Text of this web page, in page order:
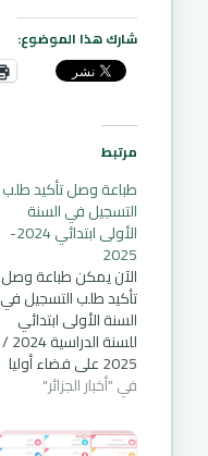
شارك هذا الموضوع:
مرتبط
طباعة وصل تأكيد طلب
التسجيل في السنة
الأولى ابتدائي 2024-
2025
الآن يمكن طباعة وصل
تأكيد طلب التسجيل في
السنة الأولى ابتدائي
للسنة الدراسية 2024 /
2025 على فضاء أوليا
التلاميذ ،وهو عبارة عن
الدراسة الأولية للمبف
لكن نتيجة دراسة
في "أخبار الجزائر"